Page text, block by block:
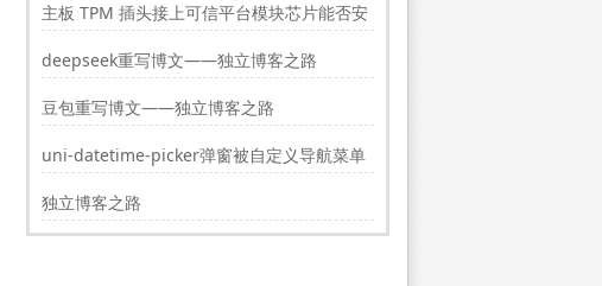
主板 TPM 插头接上可信平台模块芯片能否安
装windwos11?
deepseek重写博文——独立博客之路
豆包重写博文——独立博客之路
uni-datetime-picker弹窗被自定义导航菜单
遮挡的解决方法
独立博客之路